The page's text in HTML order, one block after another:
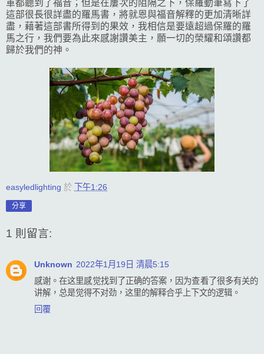
軍都聽到了福音；但是在屢次的阻隔之下，保羅動筆寫下了
這部很長很詳盡的羅馬書，將就恩與福音解釋的更加清晰詳
盡，藉著這部書所得到的果效，我相信是要遠超過保羅的羅
馬之行，我們要為此來感謝讚美主，願一切的榮耀和頌讚都
歸於我們的神。
easyledlighting 於 下午1:26
分享
1 則留言:
Unknown 2022年1月19日 清晨5:15
感谢。在这里感觉找到了正确的答案，因为查看了很多有关的
讲解，总是觉得不对劲，这里的解释合乎上下文的逻辑。
回覆